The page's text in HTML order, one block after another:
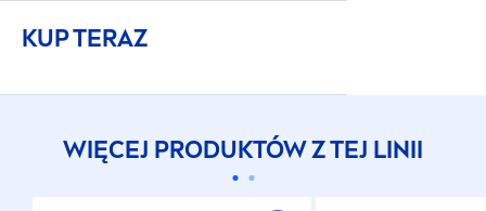
KUP TERAZ
WIĘCEJ PRODUKTÓW Z TEJ LINII